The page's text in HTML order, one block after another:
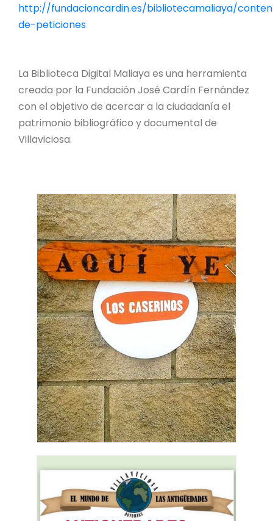
http://fundacioncardin.es/bibliotecamaliaya/
de-peticiones
La Biblioteca Digital Maliaya es una herramienta
creada por la Fundación José Cardín Fernández
con el objetivo de acercar a la ciudadanía el
patrimonio bibliográfico y documental de
Villaviciosa.